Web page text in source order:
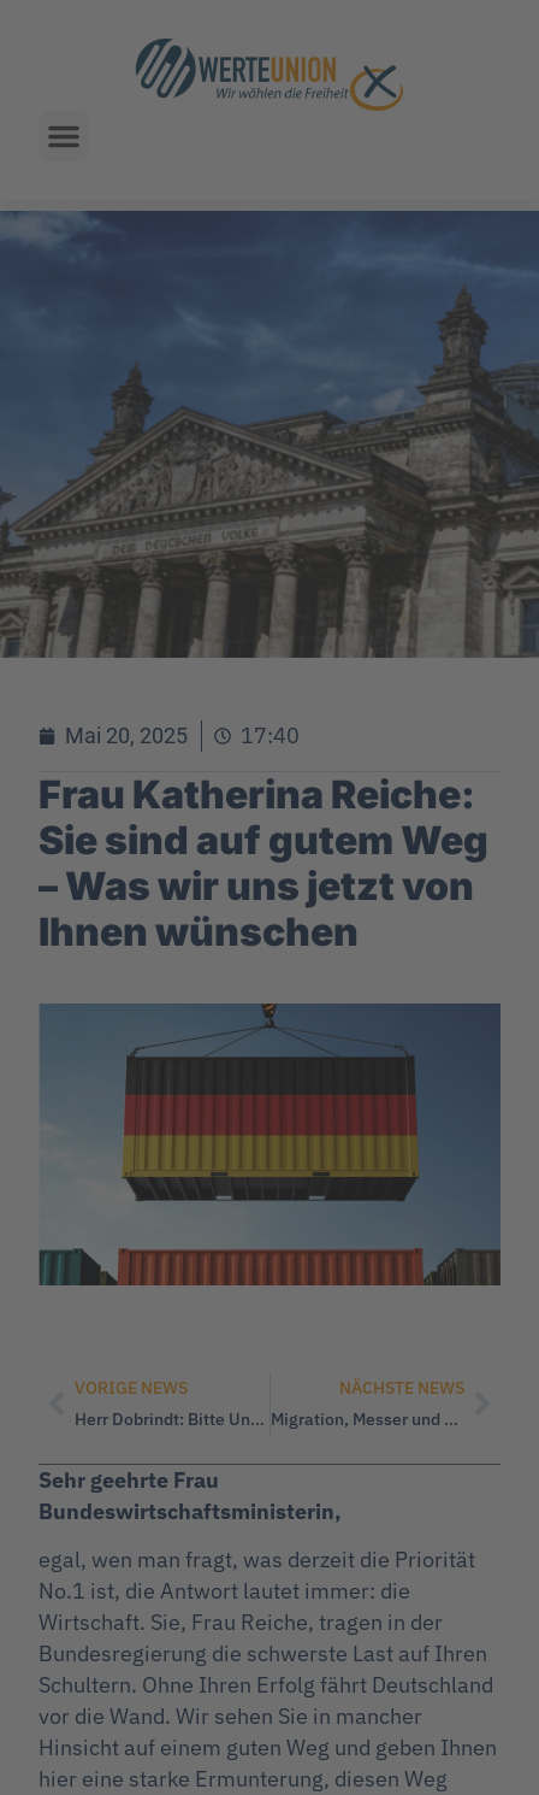
Mai 20, 2025 17:40
Frau Katherina Reiche:
Sie sind auf gutem Weg
– Was wir uns jetzt von
Ihnen wünschen
VORIGE NEWS
Herr Dobrindt: Bitte Unterstützung von Asylsuchenden europäisch abstimmen!
NÄCHSTE NEWS
Migration, Messer und die Lügen des Herrn Merz
Sehr geehrte Frau
Bundeswirtschaftsministerin,
egal, wen man fragt, was derzeit die Priorität
No.1 ist, die Antwort lautet immer: die
Wirtschaft. Sie, Frau Reiche, tragen in der
Bundesregierung die schwerste Last auf Ihren
Schultern. Ohne Ihren Erfolg fährt Deutschland
vor die Wand. Wir sehen Sie in mancher
Hinsicht auf einem guten Weg und geben Ihnen
hier eine starke Ermunterung, diesen Weg